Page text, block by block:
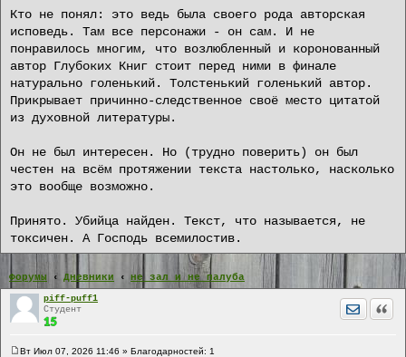
Кто не понял: это ведь была своего рода авторская
исповедь. Там все персонажи - он сам. И не
понравилось многим, что возлюбленный и коронованный
автор Глубоких Книг стоит перед ними в финале
натурально голенький. Толстенький голенький автор.
Прикрывает причинно-следственное своё место цитатой
из духовной литературы.
Он не был интересен. Но (трудно поверить) он был
честен на всём протяжении текста настолько, насколько
это вообще возможно.
Принято. Убийца найден. Текст, что называется, не
токсичен. А Господь всемилостив.
Форумы Дневники не зал и не палуба
piff-puff1
Студент
Вт Июл 07, 2026 11:46 » Благодарностей: 1